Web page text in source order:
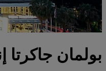
بولمان